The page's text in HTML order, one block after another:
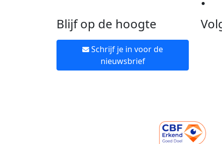
Blijf op de hoogte
Schrijf je in voor de
nieuwsbrief